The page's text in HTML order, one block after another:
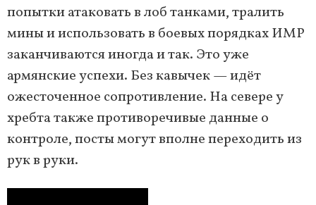
попытки атаковать в лоб танками, тралить
мины и использовать в боевых порядках ИМР
заканчиваются иногда и так. Это уже
армянские успехи. Без кавычек — идёт
ожесточенное сопротивление. На севере у
хребта также противоречивые данные о
контроле, посты могут вполне переходить из
рук в руки.